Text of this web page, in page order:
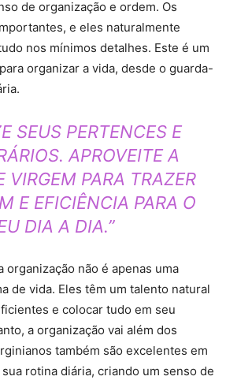
de organização e ordem. Os
e eles naturalmente
nos mínimos detalhes. Este é um
organizar a vida, desde o guarda-
SEUS PERTENCES E
APROVEITE A
VIRGEM PARA TRAZER
E EFICIÊNCIA PARA O
DIA A DIA.”
organização não é apenas uma
de vida. Eles têm um talento natural
e colocar tudo em seu
a organização vai além dos
também são excelentes em
rotina diária, criando um senso de